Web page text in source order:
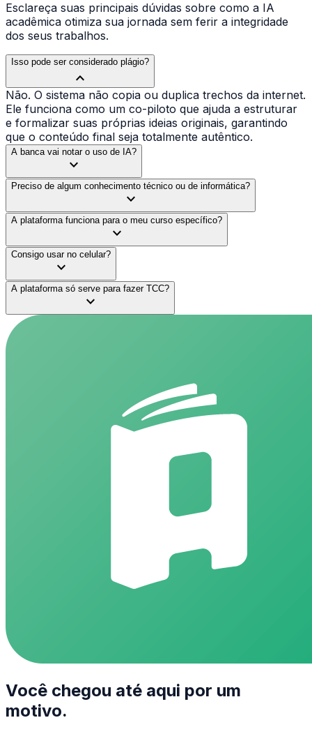
Esclareça suas principais dúvidas sobre como a IA
acadêmica otimiza sua jornada sem ferir a integridade
dos seus trabalhos.
Isso pode ser considerado plágio?
expand_more
Não. O sistema não copia ou duplica trechos da internet.
Ele funciona como um co-piloto que ajuda a estruturar
e formalizar suas próprias ideias originais, garantindo
que o conteúdo final seja totalmente autêntico.
A banca vai notar o uso de IA?
expand_more
Preciso de algum conhecimento técnico ou de informática?
expand_more
A plataforma funciona para o meu curso específico?
expand_more
Consigo usar no celular?
expand_more
A plataforma só serve para fazer TCC?
expand_more
Você chegou até aqui por um
motivo.